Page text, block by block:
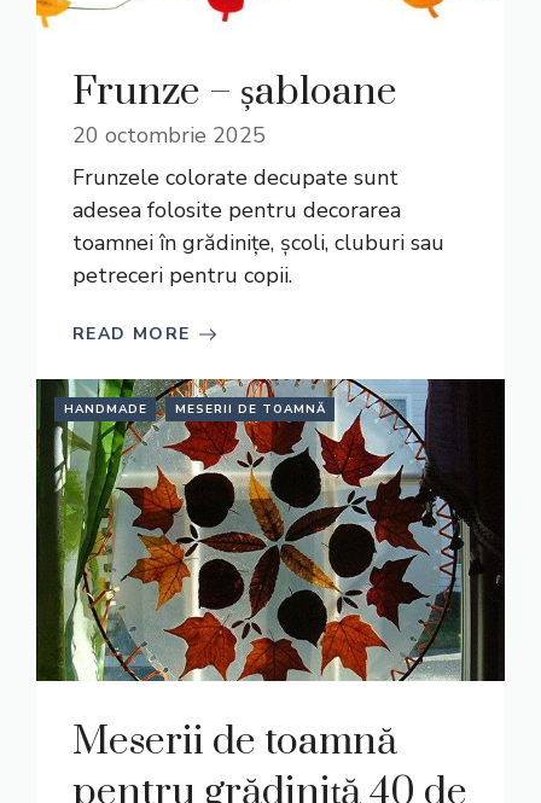
Frunze – șabloane
20 octombrie 2025
Frunzele colorate decupate sunt
adesea folosite pentru decorarea
toamnei în grădinițe, școli, cluburi sau
petreceri pentru copii.
READ MORE
HANDMADE MESERII DE TOAMNĂ
Meserii de toamnă
pentru grădiniță 40 de